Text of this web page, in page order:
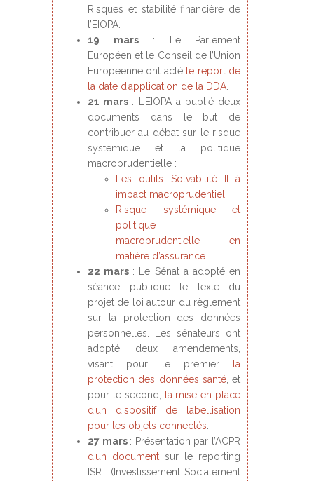
Risques et stabilité financière de
l’EIOPA.
19 mars: Le Parlement
Européen et le Conseil de l’Union
Européenne ont acté le report de
la date d’application de la DDA
21 mars : L’EIOPA a publié deux
documents dans le but de
contribuer au débat sur le risque
systémique et la politique
macroprudentielle :
Les outils Solvabilité II à
impact macroprudentiel
Risque systémique et
politique
macroprudentielle en
matière d’assurance
22 mars : Le Sénat a adopté en
séance publique le texte du
projet de loi autour du règlement
sur la protection des données
personnelles. Les sénateurs ont
adopté deux amendements,
visant pour le premier
la
protection des données santé, et
pour le second,
la mise en place
d’un dispositif de labellisation
pour les objets connectés
27 mars : Présentation par l’ACPR
d’un document sur le reporting
ISR (Investissement Socialement